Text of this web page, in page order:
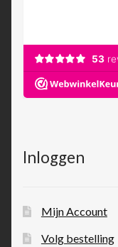
Inloggen
Mijn Account
Volg bestelling